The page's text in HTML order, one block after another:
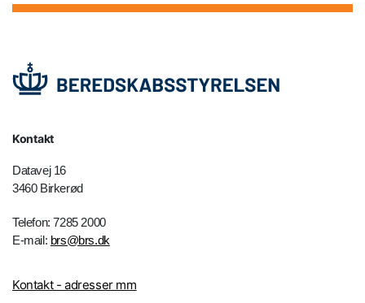
Kontakt
Datavej 16
3460 Birkerød
Telefon: 7285 2000
E-mail: brs@brs.dk
Kontakt - adresser mm